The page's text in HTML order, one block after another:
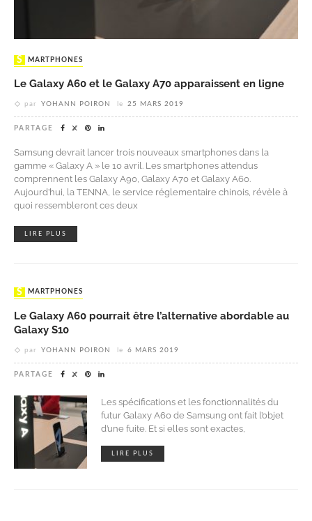
SMARTPHONES
Le Galaxy A60 et le Galaxy A70 apparaissent en ligne
par YOHANN POIRON le 25 MARS 2019
PARTAGE
Samsung devrait lancer trois nouveaux smartphones dans la
gamme « Galaxy A » le 10 avril. Les smartphones attendus
comprennent les Galaxy A90, Galaxy A70 et Galaxy A60.
Aujourd’hui, la TENNA, le service réglementaire chinois, révèle à
quoi ressembleront ces deux
LIRE PLUS
SMARTPHONES
Le Galaxy A60 pourrait être l’alternative abordable au
Galaxy S10
par YOHANN POIRON le 6 MARS 2019
PARTAGE
Les spécifications et les fonctionnalités du
futur Galaxy A60 de Samsung ont fait l’objet
d’une fuite. Et si elles sont exactes,
LIRE PLUS